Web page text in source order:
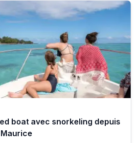
boat avec snorkeling depuis